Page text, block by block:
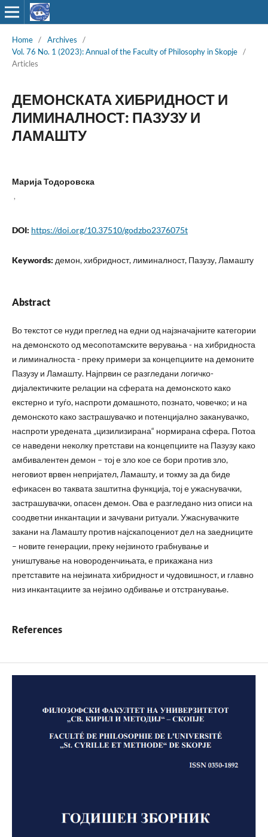
Home / Archives
/
Vol. 76 No. 1 (2023): Annual of the Faculty of Philosophy in Skopje /
Articles
ДЕМОНСКАТА ХИБРИДНОСТ И
ЛИМИНАЛНОСТ: ПАЗУЗУ И
ЛАМАШТУ
Марија Тодоровска
,
DOI: https://doi.org/10.37510/godzbo2376075t
Keywords: демон, хибридност, лиминалност, Пазузу, Ламашту
Abstract
Во текстот се нуди преглед на едни од најзначајните категории
на демонското од месопотамските верувања - на хибридноста
и лиминалноста - преку примери за концепциите на демоните
Пазузу и Ламашту. Најпрвин се разгледани логичко-
дијалектичките релации на сферата на демонското како
екстерно и туѓо, наспроти домашното, познато, човечко; и на
демонското како застрашувачко и потенцијално заканувачко,
наспроти уредената „цизилизирана“ нормирана сфера. Потоа
се наведени неколку претстави на концепциите на Пазузу како
амбивалентен демон – тој е зло кое се бори против зло,
неговиот врвен непријател, Ламашту, и токму за да биде
ефикасен во таквата заштитна функција, тој е ужаснувачки,
застрашувачки, опасен демон. Ова е разгледано низ описи на
соодветни инкантации и зачувани ритуали. Ужаснувачките
закани на Ламашту против најскапоцениот дел на заедниците
– новите генерации, преку нејзиното грабнување и
уништување на новороденчињата, е прикажана низ
претставите на нејзината хибридност и чудовишност, и главно
низ инкантациите за нејзино одбивање и отстранување.
References